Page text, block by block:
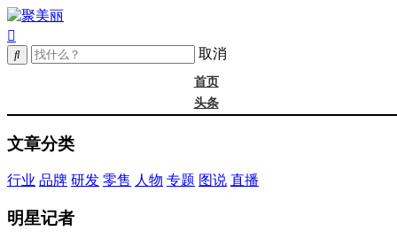
取消
首页
头条
成分
文章分类
行业 品牌 研发 零售 人物 专题 图说 直播
明星记者